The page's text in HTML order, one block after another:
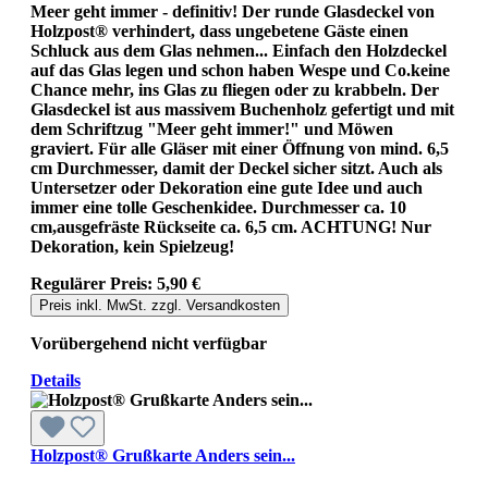
Meer geht immer - definitiv! Der runde Glasdeckel von
Holzpost® verhindert, dass ungebetene Gäste einen
Schluck aus dem Glas nehmen... Einfach den Holzdeckel
auf das Glas legen und schon haben Wespe und Co.keine
Chance mehr, ins Glas zu fliegen oder zu krabbeln. Der
Glasdeckel ist aus massivem Buchenholz gefertigt und mit
dem Schriftzug "Meer geht immer!" und Möwen
graviert. Für alle Gläser mit einer Öffnung von mind. 6,5
cm Durchmesser, damit der Deckel sicher sitzt. Auch als
Untersetzer oder Dekoration eine gute Idee und auch
immer eine tolle Geschenkidee. Durchmesser ca. 10
cm,ausgefräste Rückseite ca. 6,5 cm. ACHTUNG! Nur
Dekoration, kein Spielzeug!
Regulärer Preis: 5,90 €
Preis inkl. MwSt. zzgl. Versandkosten
Vorübergehend nicht verfügbar
Details
Holzpost® Grußkarte Anders sein...